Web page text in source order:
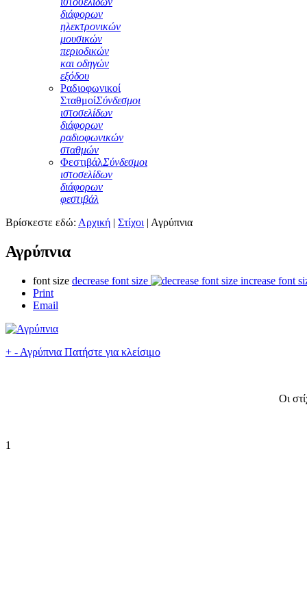
διάφορων
ηλεκτρονικών
μουσικών
περιοδικών
και οδηγών
εξόδου
Ραδιοφωνικοί
ΣταθμοίΣύνδεσμοι
ιστοσελίδων
διάφορων
ραδιοφωνικών
σταθμών
ΦεστιβάλΣύνδεσμοι
ιστοσελίδων
διάφορων
φεστιβάλ
Βρίσκεστε εδώ: Αρχική | Στίχοι| Αγρύπνια
Αγρύπνια
font size decrease font size
increase font
Print
Email
+ - Αγρύπνια Πατήστε για κλείσιμο
Οι
1